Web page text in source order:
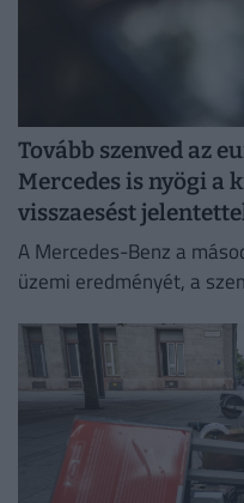
Tovább szenved az
Mercedes is nyögi a
visszaesést
A Mercedes-Benz a
üzemi eredményét, a
romlott a jövedelmezőség.